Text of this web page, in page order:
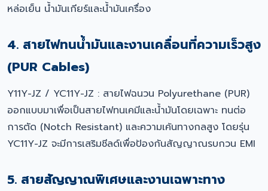
หล่อเย็น น้ำมันเกียร์และน้ำมันเครื่อง
4. สายไฟทนน้ำมันและงานเคลื่อนที่ความเร็วสูง
(PUR Cables)
Y11Y-JZ / YC11Y-JZ : สายไฟฉนวน Polyurethane (PUR)
ออกแบบมาเพื่อเป็นสายไฟทนเคมีและน้ำมันโดยเฉพาะ ทนต่อ
การตัด (Notch Resistant) และความเค้นทางกลสูง โดยรุ่น
YC11Y-JZ จะมีการเสริมชีลด์เพื่อป้องกันสัญญาณรบกวน EMI
5. สายสัญญาณพิเศษและงานเฉพาะทาง